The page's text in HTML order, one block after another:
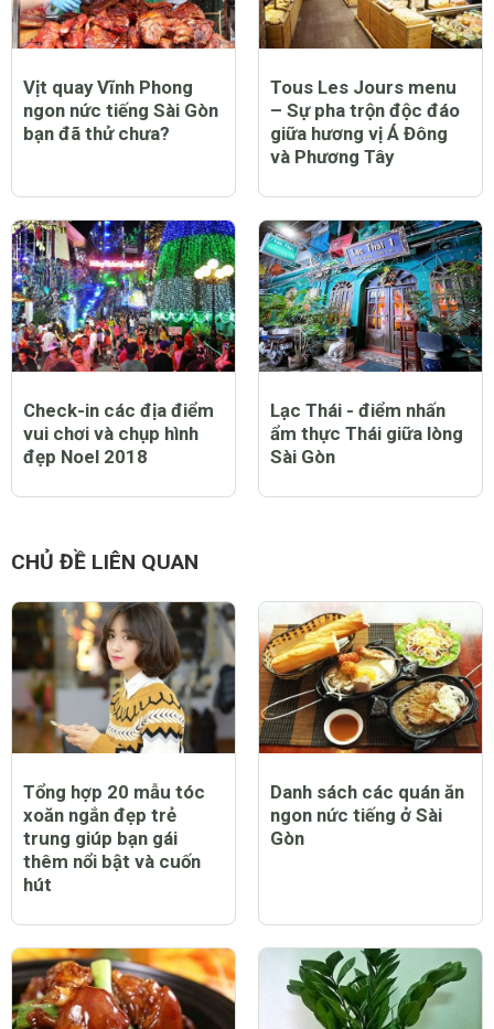
Vịt quay Vĩnh Phong
ngon nức tiếng Sài Gòn
bạn đã thử chưa?
Tous Les Jours menu
– Sự pha trộn độc đáo
giữa hương vị Á Đông
và Phương Tây
Check-in các địa điểm
vui chơi và chụp hình
đẹp Noel 2018
Lạc Thái - điểm nhấn
ẩm thực Thái giữa lòng
Sài Gòn
CHỦ ĐỀ LIÊN QUAN
Tổng hợp 20 mẫu tóc
xoăn ngắn đẹp trẻ
trung giúp bạn gái
thêm nổi bật và cuốn
hút
Danh sách các quán ăn
ngon nức tiếng ở Sài
Gòn